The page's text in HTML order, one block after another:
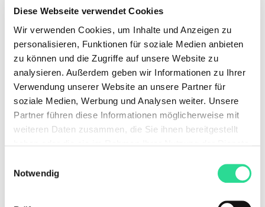
Diese Webseite verwendet Cookies
Wir verwenden Cookies, um Inhalte und Anzeigen zu
personalisieren, Funktionen für soziale Medien anbieten
zu können und die Zugriffe auf unsere Website zu
analysieren. Außerdem geben wir Informationen zu Ihrer
Verwendung unserer Website an unsere Partner für
soziale Medien, Werbung und Analysen weiter. Unsere
Partner führen diese Informationen möglicherweise mit
weiteren Daten zusammen, die Sie ihnen bereitgestellt
Notwendig